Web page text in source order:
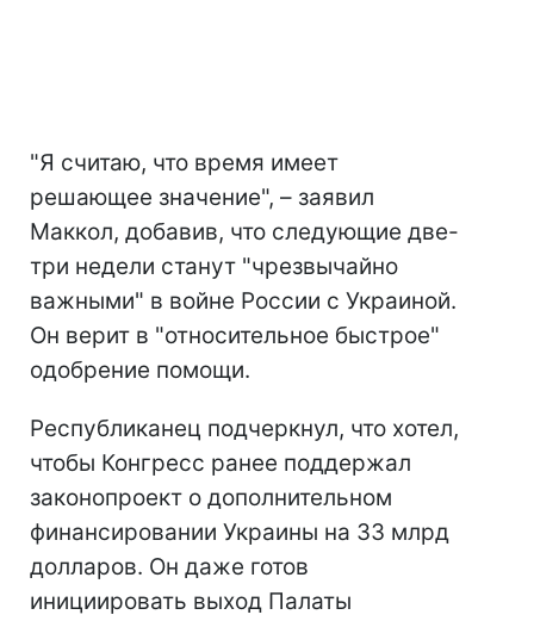
"Я считаю, что время имеет
решающее значение", – заявил
Маккол, добавив, что следующие две-
три недели станут "чрезвычайно
важными" в войне России с Украиной.
Он верит в "относительное быстрое"
одобрение помощи.
Республиканец подчеркнул, что хотел,
чтобы Конгресс ранее поддержал
законопроект о дополнительном
финансировании Украины на 33 млрд
долларов. Он даже готов
инициировать выход Палаты